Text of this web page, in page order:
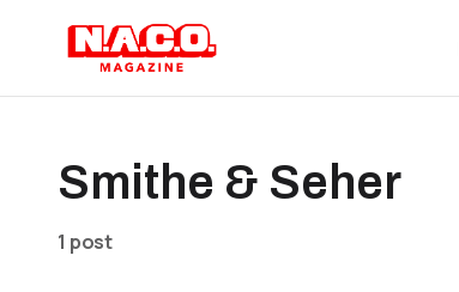
Smithe & Seher
1 post